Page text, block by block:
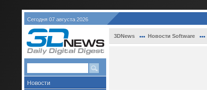
Сегодня 07 августа 2026
Новости
3DNews Новости Software